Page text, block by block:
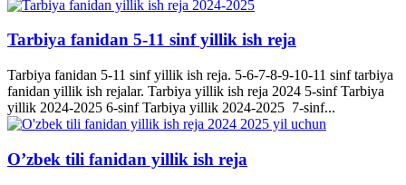
Tarbiya fanidan 5-11 sinf yillik ish reja
Tarbiya fanidan 5-11 sinf yillik ish reja. 5-6-7-8-9-10-11 sinf tarbiya
fanidan yillik ish rejalar. Tarbiya yillik ish reja 2024 5-sinf Tarbiya
yillik 2024-2025 6-sinf Tarbiya yillik 2024-2025 7-sinf...
O’zbek tili fanidan yillik ish reja